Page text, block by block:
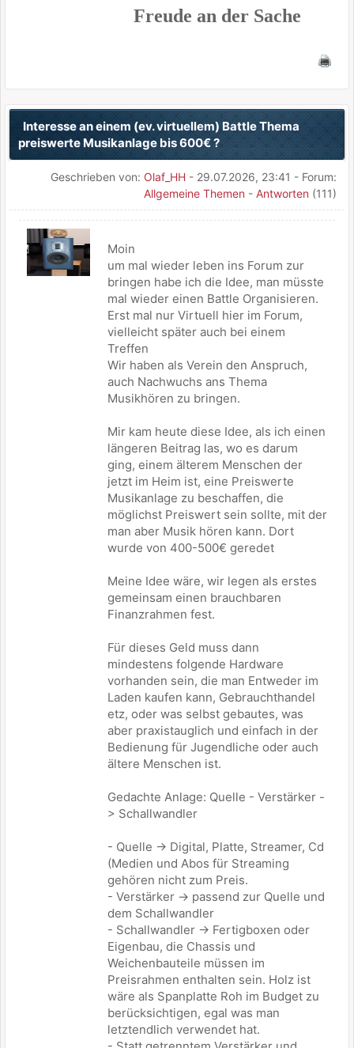
Freude an der Sache
Interesse an einem (ev. virtuellem) Battle Thema
preiswerte Musikanlage bis 600€ ?
Geschrieben von: Olaf_HH - 29.07.2026, 23:41 - Forum:
Allgemeine Themen - Antworten (111)
Moin
um mal wieder leben ins Forum zur
bringen habe ich die Idee, man müsste
mal wieder einen Battle Organisieren.
Erst mal nur Virtuell hier im Forum,
vielleicht später auch bei einem
Treffen
Wir haben als Verein den Anspruch,
auch Nachwuchs ans Thema
Musikhören zu bringen.
Mir kam heute diese Idee, als ich einen
längeren Beitrag las, wo es darum
ging, einem älterem Menschen der
jetzt im Heim ist, eine Preiswerte
Musikanlage zu beschaffen, die
möglichst Preiswert sein sollte, mit der
man aber Musik hören kann. Dort
wurde von 400-500€ geredet
Meine Idee wäre, wir legen als erstes
gemeinsam einen brauchbaren
Finanzrahmen fest.
Für dieses Geld muss dann
mindestens folgende Hardware
vorhanden sein, die man Entweder im
Laden kaufen kann, Gebrauchthandel
etz, oder was selbst gebautes, was
aber praxistauglich und einfach in der
Bedienung für Jugendliche oder auch
ältere Menschen ist.
Gedachte Anlage: Quelle - Verstärker -
> Schallwandler
- Quelle -> Digital, Platte, Streamer, Cd
(Medien und Abos für Streaming
gehören nicht zum Preis.
- Verstärker -> passend zur Quelle und
dem Schallwandler
- Schallwandler -> Fertigboxen oder
Eigenbau, die Chassis und
Weichenbauteile müssen im
Preisrahmen enthalten sein. Holz ist
wäre als Spanplatte Roh im Budget zu
berücksichtigen, egal was man
letztendlich verwendet hat.